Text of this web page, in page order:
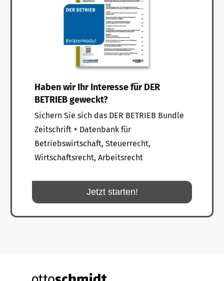
Haben wir Ihr Interesse für DER
BETRIEB geweckt?
Sichern Sie sich das DER BETRIEB Bundle
Zeitschrift + Datenbank für
Betriebswirtschaft, Steuerrecht,
Wirtschaftsrecht, Arbeitsrecht
Jetzt starten!